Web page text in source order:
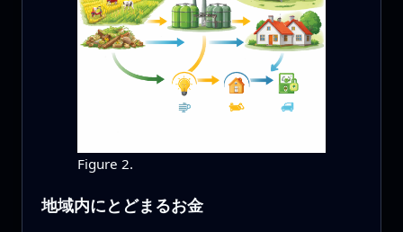
Figure 2.
地域内にとどまるお金